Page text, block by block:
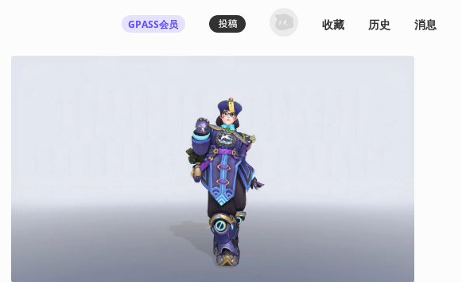
GPASS会员
下载收藏播客节目
发布内容动态/评论
登录 / 注册
收藏 历史 消息